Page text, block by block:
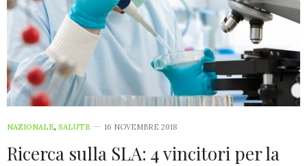
NAZIONALE, SALUTE 16 NOVEMBRE 2018
Ricerca sulla SLA: 4 vincitori per la